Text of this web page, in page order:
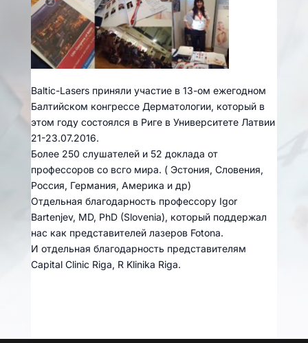
Baltic-Lasers приняли участие в 13-ом ежегодном
Балтийском конгрессе Дерматологии, который в
этом году состоялся в Риге в Университете Латвии
21-23.07.2016.
Более 250 слушателей и 52 доклада от
профессоров со всго мира. ( Эстония, Словения,
Россия, Германия, Америка и др)
Отдельная благодарность профессору Igor
Bartenjev, MD, PhD (Slovenia), который поддержал
нас как представителей лазеров Fotona.
И отдельная благодарность представителям
Capital Clinic Riga, R Klinika Riga.